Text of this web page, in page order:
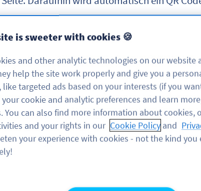
QR Code erstellen?
Inhalte setzt, ist Instagram im Bereich
allerdings noch kein viraler Star vom
ansprechendem Content, sondern auch
dabei, die Anzahl Ihrer Follower zu
is sweeter with cookies 🍪
and other analytic technologies on our website
help the site work properly and give you a
like targeted ads based on your interests (if you
your cookie and analytic preferences and learn
You can also find more information about cookies,
and your rights in our Cookie Policy and
your experience with cookies - not the kind you